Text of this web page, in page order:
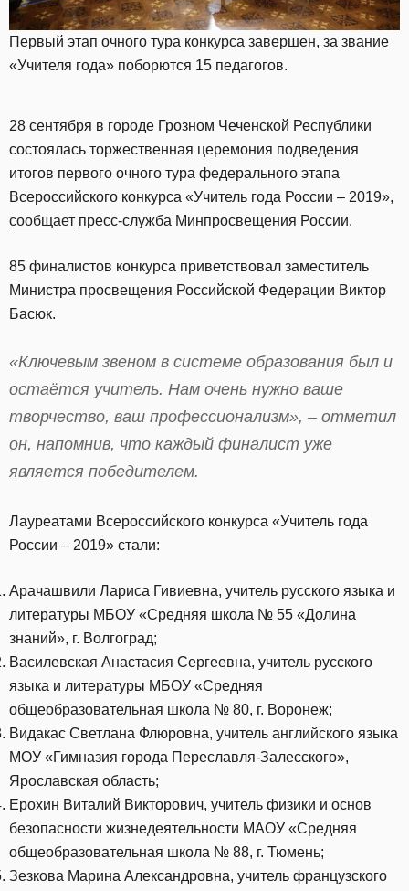
Первый этап очного тура конкурса завершен, за звание
«Учителя года» поборются 15 педагогов.
28 сентября в городе Грозном Чеченской Республики
состоялась торжественная церемония подведения
итогов первого очного тура федерального этапа
Всероссийского конкурса «Учитель года России – 2019»,
сообщает пресс-служба Минпросвещения России.
85 финалистов конкурса приветствовал заместитель
Министра просвещения Российской Федерации Виктор
Басюк.
«Ключевым звеном в системе образования был и
остаётся учитель. Нам очень нужно ваше
творчество, ваш профессионализм», – отметил
он, напомнив, что каждый финалист уже
является победителем.
Лауреатами Всероссийского конкурса «Учитель года
России – 2019» стали:
Арачашвили Лариса Гивиевна, учитель русского языка и
литературы МБОУ «Средняя школа № 55 «Долина
знаний», г. Волгоград;
Василевская Анастасия Сергеевна, учитель русского
языка и литературы МБОУ «Средняя
общеобразовательная школа № 80, г. Воронеж;
Видакас Светлана Флюровна, учитель английского языка
МОУ «Гимназия города Переславля-Залесского»,
Ярославская область;
Ерохин Виталий Викторович, учитель физики и основ
безопасности жизнедеятельности МАОУ «Средняя
общеобразовательная школа № 88, г. Тюмень;
Зезкова Марина Александровна, учитель французского